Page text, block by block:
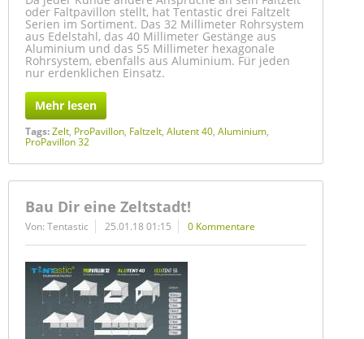
oder Faltpavillon stellt, hat Tentastic drei Faltzelt
Serien im Sortiment. Das 32 Millimeter Rohrsystem
aus Edelstahl, das 40 Millimeter Gestänge aus
Aluminium und das 55 Millimeter hexagonale
Rohrsystem, ebenfalls aus Aluminium. Für jeden
nur erdenklichen Einsatz.
Mehr lesen
Tags:Zelt, ProPavillon, Faltzelt, Alutent 40, Aluminium,
ProPavillon 32
Bau Dir eine Zeltstadt!
Von: Tentastic 25.01.18 01:15 0 Kommentare